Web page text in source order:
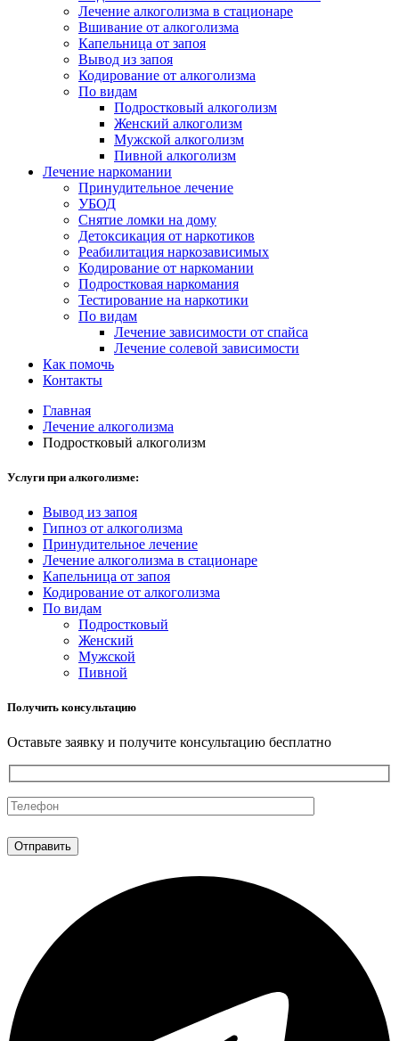
Лечение алкоголизма в стационаре
Вшивание от алкоголизма
Капельница от запоя
Вывод из запоя
Кодирование от алкоголизма
По видам
Подростковый алкоголизм
Женский алкоголизм
Мужской алкоголизм
Пивной алкоголизм
Лечение наркомании
Принудительное лечение
УБОД
Снятие ломки на дому
Детоксикация от наркотиков
Реабилитация наркозависимых
Кодирование от наркомании
Подростковая наркомания
Тестирование на наркотики
По видам
Лечение зависимости от спайса
Лечение солевой зависимости
Как помочь
Контакты
Главная
Лечение алкоголизма
Подростковый алкоголизм
Услуги при алкоголизме:
Вывод из запоя
Гипноз от алкоголизма
Принудительное лечение
Лечение алкоголизма в стационаре
Капельница от запоя
Кодирование от алкоголизма
По видам
Подростковый
Женский
Мужской
Пивной
Получить консультацию
Оставьте заявку и получите консультацию бесплатно